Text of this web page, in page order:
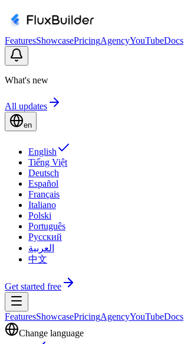
FeaturesShowcasePricingAgencyYouTubeDocs
What's new
All updates
en
English
Tiếng Việt
Deutsch
Español
Français
Italiano
Polski
Português
Русский
العربية
中文
Get started free
FeaturesShowcasePricingAgencyYouTubeDocs
Change language